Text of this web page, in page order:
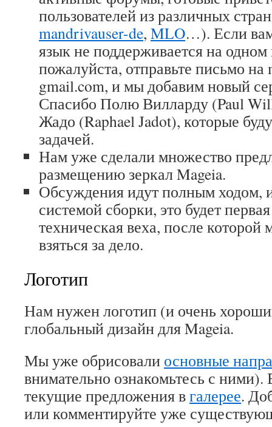
пользователей из различных
mandrivauser-de, MLO…). Если
язык не поддерживается на
пожалуйста, отправьте письмо на
gmail.com, и мы добавим новый
Спасибо Полю Вилларду (Paul
Жадо (Raphael Jadot), которые
задачей.
Нам уже сделали множество
размещению зеркал Mageia.
Обсуждения идут полным ходом,
системой сборки, это будет
техническая веха, после
взяться за дело.
Логотип
Нам нужен логотип (и очень
глобальный дизайн для Mageia.
Мы уже обрисовали основные
внимательно ознакомьтесь с ними).
текущие предложения вгалерее.
или комментируйте уже